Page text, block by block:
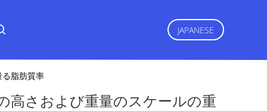
JAPANESE
脂肪質率
高さおよび重量のスケールの重